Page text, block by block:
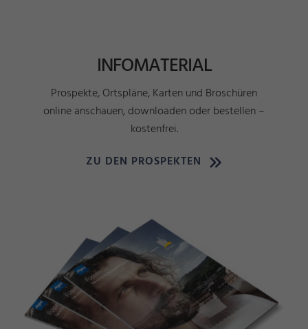
INFOMATERIAL
Prospekte, Ortspläne, Karten und Broschüren
online anschauen, downloaden oder bestellen –
kostenfrei.
ZU DEN PROSPEKTEN